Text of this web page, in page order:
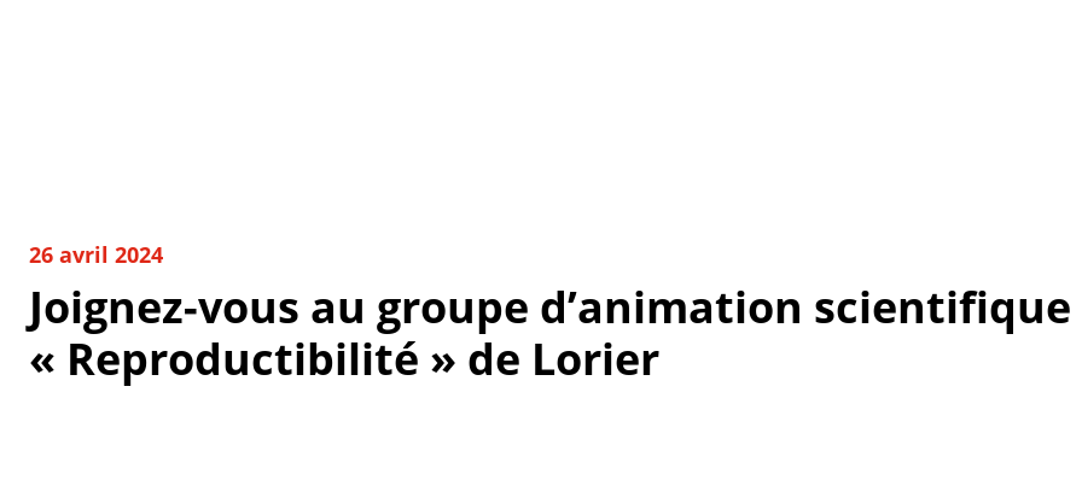
26 avril 2024
Joignez-vous au groupe d’animation scientifique
« Reproductibilité » de Lorier